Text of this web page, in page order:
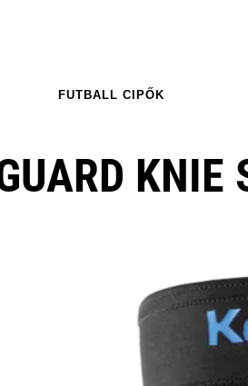
FUTBALL CIPŐK
KNIE